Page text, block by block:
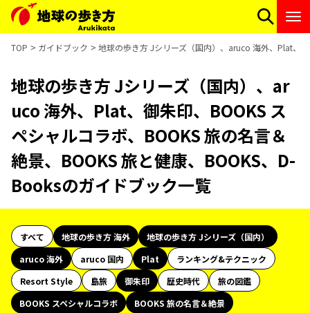
TOP ガイドブック 地球の歩き方 Jシリーズ（国内）、aruco 海外、Plat、
地球の歩き方 Jシリーズ（国内）、ar
uco 海外、Plat、御朱印、BOOKS ス
ペシャルコラボ、BOOKS 旅の名言＆
絶景、BOOKS 旅と健康、BOOKS、D-
Booksのガイドブック一覧
すべて 地球の歩き方 海外
地球の歩き方 Jシリーズ（国内）
aruco 海外
aruco 国内 Plat
ランキング&テクニック
Resort Style
島旅 御朱印 歴史時代
旅の図鑑
BOOKS スペシャルコラボ
BOOKS 旅の名言＆絶景